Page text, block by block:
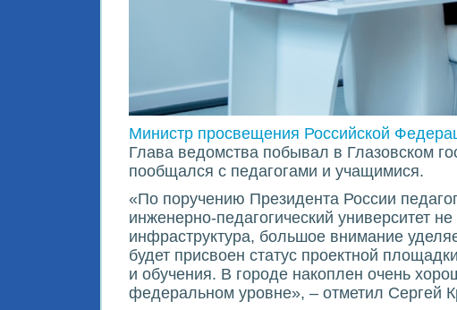
Министр просвещения Российской
Глава ведомства побывал в Глазовском
пообщался с педагогами и учащимися.
«По поручению Президента России
инженерно-педагогический университет
инфраструктура, большое внимание
будет присвоен статус проектной
и обучения. В городе накоплен очень
федеральном уровне», – отметил Сергей